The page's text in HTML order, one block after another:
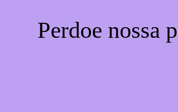
Perdoe nossa